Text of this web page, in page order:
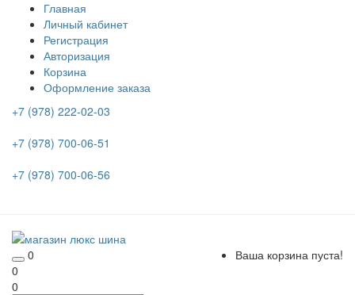
Главная
Личный кабинет
Регистрация
Авторизация
Корзина
Оформление заказа
+7 (978) 222-02-03
+7 (978) 700-06-51
+7 (978) 700-06-56
0
Ваша корзина пуста!
0
0